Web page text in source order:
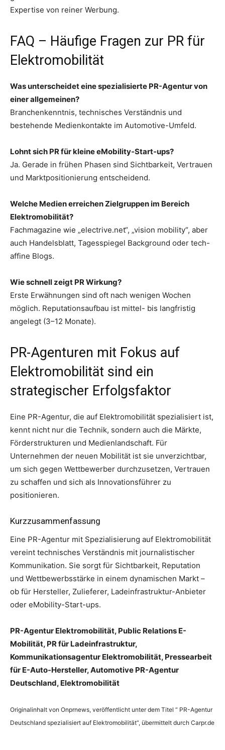
Expertise von reiner Werbung.
FAQ – Häufige Fragen zur PR für
Elektromobilität
Was unterscheidet eine spezialisierte PR-Agentur von
einer allgemeinen?
Branchenkenntnis, technisches Verständnis und
bestehende Medienkontakte im Automotive-Umfeld.
Lohnt sich PR für kleine eMobility-Start-ups?
Ja. Gerade in frühen Phasen sind Sichtbarkeit, Vertrauen
und Marktpositionierung entscheidend.
Welche Medien erreichen Zielgruppen im Bereich
Elektromobilität?
Fachmagazine wie „electrive.net“, „vision mobility“, aber
auch Handelsblatt, Tagesspiegel Background oder tech-
affine Blogs.
Wie schnell zeigt PR Wirkung?
Erste Erwähnungen sind oft nach wenigen Wochen
möglich. Reputationsaufbau ist mittel- bis langfristig
angelegt (3–12 Monate).
PR-Agenturen mit Fokus auf
Elektromobilität sind ein
strategischer Erfolgsfaktor
Eine PR-Agentur, die auf Elektromobilität spezialisiert ist,
kennt nicht nur die Technik, sondern auch die Märkte,
Förderstrukturen und Medienlandschaft. Für
Unternehmen der neuen Mobilität ist sie unverzichtbar,
um sich gegen Wettbewerber durchzusetzen, Vertrauen
zu schaffen und sich als Innovationsführer zu
positionieren.
Kurzzusammenfassung
Eine PR-Agentur mit Spezialisierung auf Elektromobilität
vereint technisches Verständnis mit journalistischer
Kommunikation. Sie sorgt für Sichtbarkeit, Reputation
und Wettbewerbsstärke in einem dynamischen Markt –
ob für Hersteller, Zulieferer, Ladeinfrastruktur-Anbieter
oder eMobility-Start-ups.
PR-Agentur Elektromobilität, Public Relations E-
Mobilität, PR für Ladeinfrastruktur,
Kommunikationsagentur Elektromobilität, Pressearbeit
für E-Auto-Hersteller, Automotive PR-Agentur
Deutschland, Elektromobilität
Originalinhalt von Onprnews, veröffentlicht unter dem Titel “ PR-Agentur
Deutschland spezialisiert auf Elektromobilität“, übermittelt durch Carpr.de